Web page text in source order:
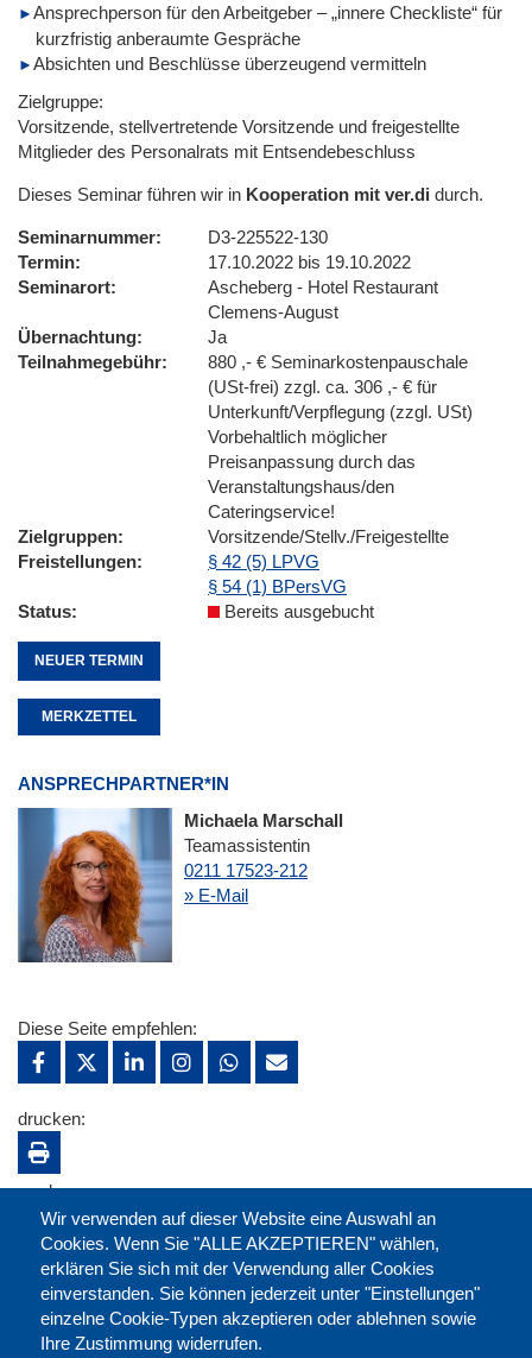
Ansprechperson für den Arbeitgeber – „innere Checkliste“ für
kurzfristig anberaumte Gespräche
Absichten und Beschlüsse überzeugend vermitteln
Zielgruppe:
Vorsitzende, stellvertretende Vorsitzende und freigestellte
Mitglieder des Personalrats mit Entsendebeschluss
Dieses Seminar führen wir in Kooperation mit ver.di durch.
Seminarnummer
D3-225522-130
Termin
17.10.2022 bis 19.10.2022
Seminarort
Ascheberg - Hotel Restaurant
Clemens-August
Übernachtung
Ja
Teilnahmegebühr
880 ,- € Seminarkostenpauschale
(USt-frei) zzgl. ca. 306 ,- € für
Unterkunft/Verpflegung (zzgl. USt)
Vorbehaltlich möglicher
Preisanpassung durch das
Veranstaltungshaus/den
Cateringservice!
Zielgruppen
Vorsitzende/Stellv./Freigestellte
Freistellungen
§ 42 (5) LPVG
§ 54 (1) BPersVG
Status
Bereits ausgebucht
NEUER TERMIN
MERKZETTEL
ANSPRECHPARTNER*IN
Michaela Marschall
Teamassistentin
0211 17523-212
» E-Mail
Wir verwenden auf dieser Website eine Auswahl an
Cookies. Wenn Sie "ALLE AKZEPTIEREN" wählen,
erklären Sie sich mit der Verwendung aller Cookies
einverstanden. Sie können jederzeit unter "Einstellungen"
einzelne Cookie-Typen akzeptieren oder ablehnen sowie
Ihre Zustimmung widerrufen.
Diese Seite empfehlen:
drucken:
merken: